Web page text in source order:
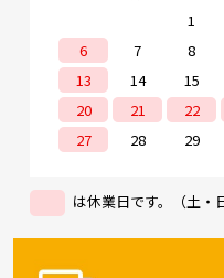
1
6
7 8
13
14 15
20
21 22
27
28 29
は休業日です。（土・